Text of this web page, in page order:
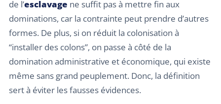
de l’esclavage ne suffit pas à mettre fin aux
dominations, car la contrainte peut prendre d’autres
formes. De plus, si on réduit la colonisation à
“installer des colons”, on passe à côté de la
domination administrative et économique, qui existe
même sans grand peuplement. Donc, la définition
sert à éviter les fausses évidences.